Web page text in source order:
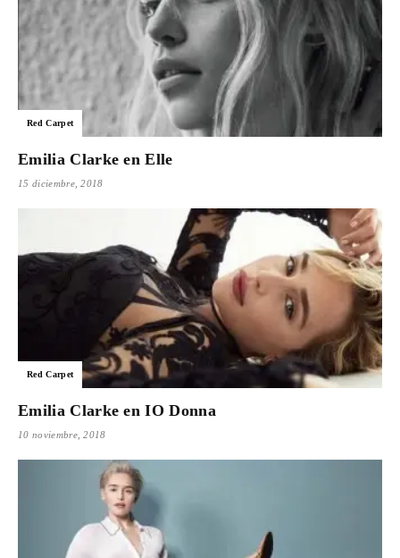
Red Carpet
Emilia Clarke en Elle
15 diciembre, 2018
Red Carpet
Emilia Clarke en IO Donna
10 noviembre, 2018